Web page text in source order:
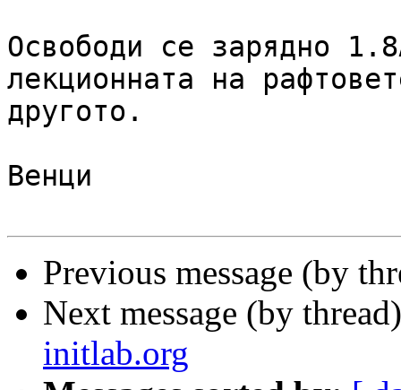
Освободи се зарядно
лекционната на
другото.
Венци
Previous message (by
Next message (by
initlab.org